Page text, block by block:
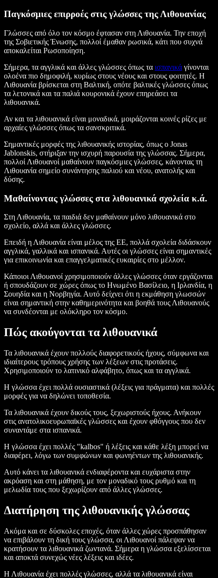
Παγκόσμιες επιρροές στις γλώσσες της Λιθουανίας
Γλώσσες από όλο τον κόσμο έφτασαν στη Λιθουανία. Την εποχή
της Σοβιετικής Ένωσης, πολλοί έμαθαν ρωσικά, κάτι που συχνά
αποκαλείται Ρωσοποίηση.
Σήμερα, τα αγγλικά και άλλες γλώσσες όπως τα ισπανικά γίνονται
ολοένα πιο δημοφιλή, κυρίως στους νέους και στους φοιτητές. Η
Λιθουανία βρίσκεται στη Βαλτική, οπότε βαλτικές γλώσσες όπως
τα λετονικά και τα παλιά κουρονικά έχουν επηρεάσει τα
λιθουανικά.
Αν και τα λιθουανικά είναι μοναδικά, μοιράζονται κοινές ρίζες με
αρχαίες γλώσσες όπως τα σανσκριτικά.
Σημαντικές μορφές της λιθουανικής ιστορίας, όπως ο Jonas
Jablonskis, στήριξαν την ισχυρή παρουσία της γλώσσας. Σήμερα,
πολλοί Λιθουανοί μαθαίνουν παγκόσμιες γλώσσες, κάνοντας τη
Λιθουανία σημείο συνάντησης παλιού και νέου, ανατολής και
δύσης.
Μαθαίνοντας γλώσσες στα λιθουανικά σχολεία κ.ά.
Στη Λιθουανία, τα παιδιά δεν μαθαίνουν μόνο λιθουανικά στο
σχολείο, αλλά και άλλες γλώσσες.
Επειδή η Λιθουανία είναι μέλος της ΕΕ, πολλά σχολεία διδάσκουν
αγγλικά, γαλλικά και ισπανικά. Αυτές οι γλώσσες είναι σημαντικές
για επικοινωνία και επαγγελματικές ευκαιρίες στο μέλλον.
Κάποιοι Λιθουανοί χρησιμοποιούν άλλες γλώσσες όταν εργάζονται
ή σπουδάζουν σε χώρες όπως το Ηνωμένο Βασίλειο, η Ιρλανδία, η
Σουηδία και η Νορβηγία. Αυτό δείχνει ότι η εκμάθηση γλωσσών
είναι σημαντική στην καθημερινότητα και βοηθά τους Λιθουανούς
να συνδέονται με ολόκληρο τον κόσμο.
Πώς ακούγονται τα λιθουανικά
Τα λιθουανικά έχουν πολλούς διαφορετικούς ήχους, σύμφωνα και
ιδιαίτερους τρόπους χρήσης των λέξεων στις προτάσεις.
Χρησιμοποιούν το λατινικό αλφάβητο, όπως και τα αγγλικά.
Η γλώσσα έχει πολλά ουσιαστικά (λέξεις για πράγματα) και πολλές
μορφές για να δηλώνει τοποθεσία.
Τα λιθουανικά έχουν δικούς τους, ξεχωριστούς ήχους. Ανήκουν
στις ανατολικοευρωπαϊκές γλώσσες και έχουν φθόγγους που δεν
συναντάμε στα ισπανικά.
Η γλώσσα έχει πολλές "kalbos" ή λέξεις και κάθε λέξη μπορεί να
διαφέρει, λόγω των συμφώνων και φωνηέντων της λιθουανικής.
Αυτό κάνει τα λιθουανικά ενδιαφέροντα και ευχάριστα στην
ακρόαση και στη μάθηση, με τον μοναδικό τους ρυθμό και τη
μελωδία τους που ξεχωρίζουν από άλλες γλώσσες.
Διατήρηση της λιθουανικής γλώσσας
Ακόμα και σε δύσκολες εποχές, όταν άλλες χώρες προσπάθησαν
να επιβάλουν τη δική τους γλώσσα, οι Λιθουανοί πάλεψαν να
κρατήσουν τα λιθουανικά ζωντανά. Σήμερα η γλώσσα εξελίσσεται
και αποκτά συνεχώς νέες λέξεις και ιδέες.
Η Λιθουανία έχει πολλές γλώσσες, αλλά τα λιθουανικά είναι